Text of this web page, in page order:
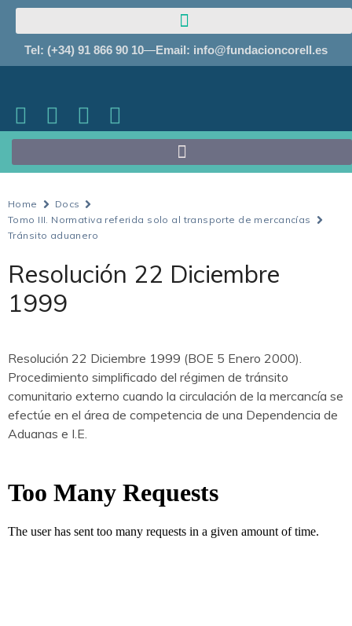
Tel: (+34) 91 866 90 10 Email: info@fundacioncorell.es
Home
Docs
Tomo III. Normativa referida solo al transporte de mercancías
Tránsito aduanero
Resolución 22 Diciembre
1999
Resolución 22 Diciembre 1999 (BOE 5 Enero 2000).
Procedimiento simplificado del régimen de tránsito
comunitario externo cuando la circulación de la mercancía se
efectúe en el área de competencia de una Dependencia de
Aduanas e I.E.